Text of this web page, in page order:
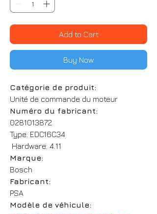
Add to Cart
Buy Now
Catégorie de produit:
Unité de commande du moteur
Numéro du fabricant:
0281013872
Type: EDC16C34
Hardware: 4.11
Marque:
Bosch
Fabricant:
PSA
Modèle de véhicule: